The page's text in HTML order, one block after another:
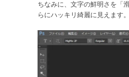
ちなみに、文字の鮮明さを「
らにハッキリ綺麗に見えます。